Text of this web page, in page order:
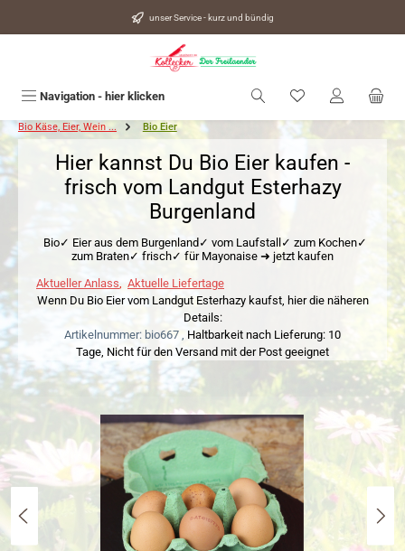
unser Service - kurz und bündig
Navigation - hier klicken Du hast 0
Bio Käse, Eier, Wein ... Bio Eier
Hier kannst Du Bio Eier kaufen -
frisch vom Landgut Esterhazy
Burgenland
Bio✓ Eier aus dem Burgenland✓ vom Laufstall✓ zum Kochen✓
zum Braten✓ frisch✓ für Mayonaise ➜ jetzt kaufen
Aktueller Anlass
Aktuelle Liefertage
Wenn Du Bio Eier vom Landgut Esterhazy kaufst, hier die näheren
Details:
Artikelnummer: bio667 , Haltbarkeit nach Lieferung: 10
Tage, Nicht für den Versand mit der Post geeignet
Bildergalerie überspringen